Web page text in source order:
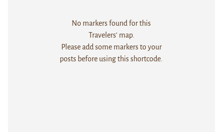
No markers found for this
Travelers' map.
Please add some markers to your
posts before using this shortcode.